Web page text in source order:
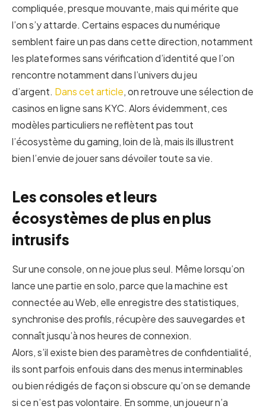
compliquée, presque mouvante, mais qui mérite que
l’on s’y attarde. Certains espaces du numérique
semblent faire un pas dans cette direction, notamment
les plateformes sans vérification d’identité que l’on
rencontre notamment dans l’univers du jeu
d’argent. Dans cet article, on retrouve une sélection de
casinos en ligne sans KYC. Alors évidemment, ces
modèles particuliers ne reflètent pas tout
l’écosystème du gaming, loin de là, mais ils illustrent
bien l’envie de jouer sans dévoiler toute sa vie.
Les consoles et leurs
écosystèmes de plus en plus
intrusifs
Sur une console, on ne joue plus seul. Même lorsqu’on
lance une partie en solo, parce que la machine est
connectée au Web, elle enregistre des statistiques,
synchronise des profils, récupère des sauvegardes et
connaît jusqu’à nos heures de connexion.
Alors, s’il existe bien des paramètres de confidentialité,
ils sont parfois enfouis dans des menus interminables
ou bien rédigés de façon si obscure qu’on se demande
si ce n’est pas volontaire. En somme, un joueur n’a